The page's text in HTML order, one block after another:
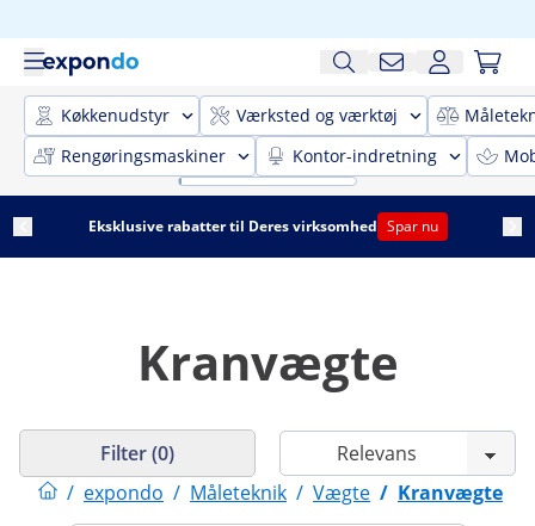
Køkkenudstyr Værksted og værktøj
Rengøringsmaskiner
Kontor-indretning
Eksklusive rabatter til Deres virksomhed Spar nu
Kranvægte
/ expondo / Måleteknik / Vægte / Kranvægte
Filter (0)